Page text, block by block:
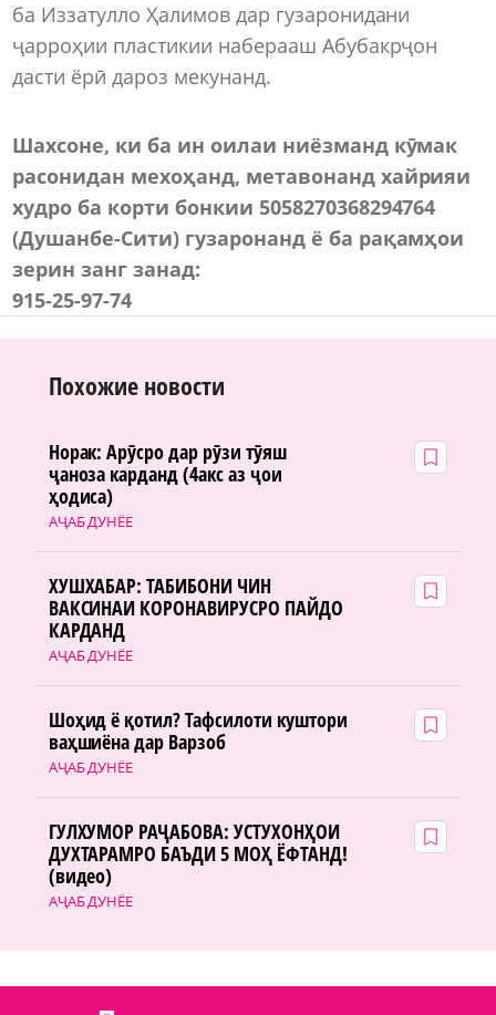
ба Иззатулло Ҳалимов дар гузаронидани
ҷарроҳии пластикии наберааш Абубакрҷон
дасти ёрӣ дароз мекунанд.
Шахсоне, ки ба ин оилаи ниёзманд кӯмак
расонидан мехоҳанд, метавонанд хайрияи
худро ба корти бонкии 5058270368294764
(Душанбе-Сити) гузаронанд ё ба рақамҳои
зерин занг занад:
915-25-97-74
Похожие новости
АҶАБ ДУНЁЕ
Норак: Арӯсро дар рӯзи тӯяш
ҷаноза карданд (4акс аз ҷои
ҳодиса)
АҶАБ ДУНЁЕ
ХУШХАБАР: ТАБИБОНИ ЧИН
ВАКСИНАИ КОРОНАВИРУСРО ПАЙДО
КАРДАНД
АҶАБ ДУНЁЕ
Шоҳид ё қотил? Тафсилоти куштори
ваҳшиёна дар Варзоб
АҶАБ ДУНЁЕ
ГУЛХУМОР РАҶАБОВА: УСТУХОНҲОИ
ДУХТАРАМРО БАЪДИ 5 МОҲ ЁФТАНД!
(видео)